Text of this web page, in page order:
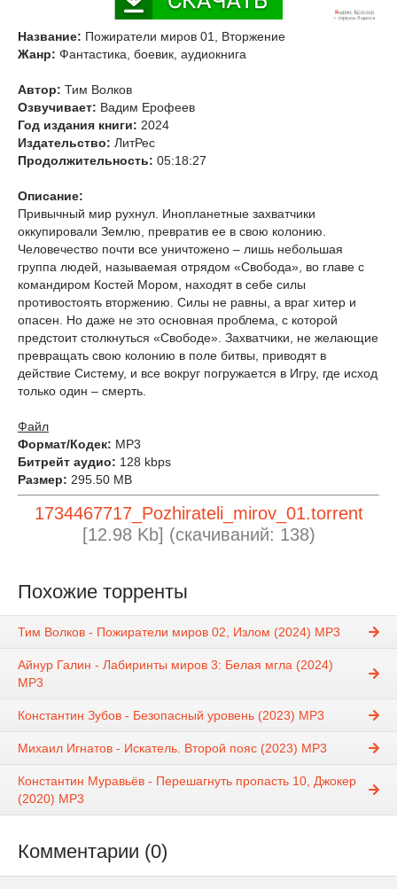
Название: Пожиратели миров 01, Вторжение
Жанр: Фантастика, боевик, аудиокнига
Автор: Тим Волков
Озвучивает: Вадим Ерофеев
Год издания книги: 2024
Издательство: ЛитРес
Продолжительность: 05:18:27
Описание:
Привычный мир рухнул. Инопланетные захватчики
оккупировали Землю, превратив ее в свою колонию.
Человечество почти все уничтожено – лишь небольшая
группа людей, называемая отрядом «Свобода», во главе с
командиром Костей Мором, находят в себе силы
противостоять вторжению. Силы не равны, а враг хитер и
опасен. Но даже не это основная проблема, с которой
предстоит столкнуться «Свободе». Захватчики, не желающие
превращать свою колонию в поле битвы, приводят в
действие Систему, и все вокруг погружается в Игру, где исход
только один – смерть.
Файл
Формат/Кодек: МР3
Битрейт аудио: 128 kbps
Размер: 295.50 MB
1734467717_Pozhirateli_mirov_01.torrent
[12.98 Kb] (cкачиваний: 138)
Похожие торренты
Тим Волков - Пожиратели миров 02, Излом (2024) МР3
Айнур Галин - Лабиринты миров 3: Белая мгла (2024)
МР3
Константин Зубов - Безопасный уровень (2023) MP3
Михаил Игнатов - Искатель. Второй пояс (2023) MP3
Константин Муравьёв - Перешагнуть пропасть 10, Джокер
(2020) MP3
Комментарии (0)